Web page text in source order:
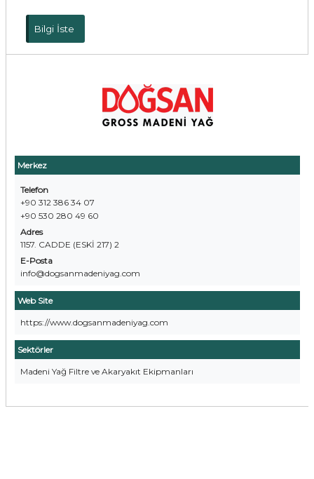
Merkez
Telefon
+90 312 386 34 07
+90 530 280 49 60
Adres
1157. CADDE (ESKİ 217) 2
E-Posta
info@dogsanmadeniyag.com
Web Site
https://www.dogsanmadeniyag.com
Sektörler
Madeni Yağ Filtre ve Akaryakıt Ekipmanları
Bilgi İste